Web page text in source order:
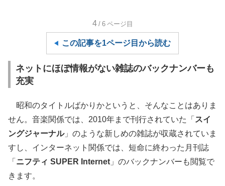
4 /6 ページ目
この記事を1ページ目から読む
ネットにほぼ情報がない雑誌のバックナンバーも
充実
昭和のタイトルばかりかというと、そんなことはありま
せん。音楽関係では、2010年まで刊行されていた「 スイ
ングジャーナル」のような新しめの雑誌が収蔵されていま
すし、インターネット関係では、短命に終わった月刊誌
「 ニフティ SUPER Internet 」のバックナンバーも閲覧で
きます。